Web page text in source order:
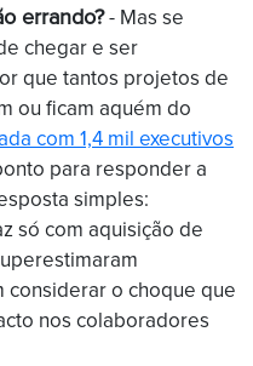
errando?- Mas se
chegar e ser
que tantos projetos de
ou ficam aquém do
com 1,4 mil executivos
para responder a
simples:
só com aquisição de
o choque que
nos colaboradores